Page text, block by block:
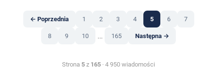
dobrymi wynikami.…
← Poprzednia 1 2 3 4 5 6 7
8 9 10 … 165 Następna →
Strona 5 z 165 · 4 950 wiadomości